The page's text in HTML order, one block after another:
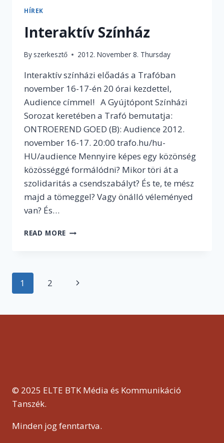
HÍREK
Interaktív Színház
By szerkesztő 2012. November 8. Thursday
Interaktív színházi előadás a Trafóban
november 16-17-én 20 órai kezdettel,
Audience címmel! A Gyújtópont Színházi
Sorozat keretében a Trafó bemutatja:
ONTROEREND GOED (B): Audience 2012.
november 16-17. 20:00 trafo.hu/hu-
HU/audience Mennyire képes egy közönség
közösséggé formálódni? Mikor töri át a
szolidaritás a csendszabályt? És te, te mész
majd a tömeggel? Vagy önálló véleményed
van? És…
READ MORE INTERAKTÍV
Page
1 2
Next
© 2025 ELTE BTK Média és Kommunikáció
Tanszék.
Minden jog fenntartva.